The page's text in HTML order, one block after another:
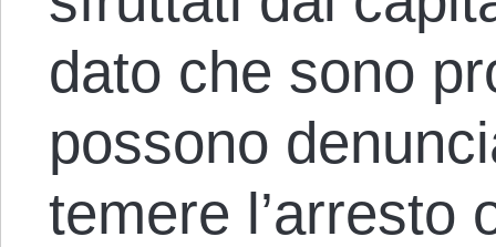
dato che sono
possono
temere l’arresto